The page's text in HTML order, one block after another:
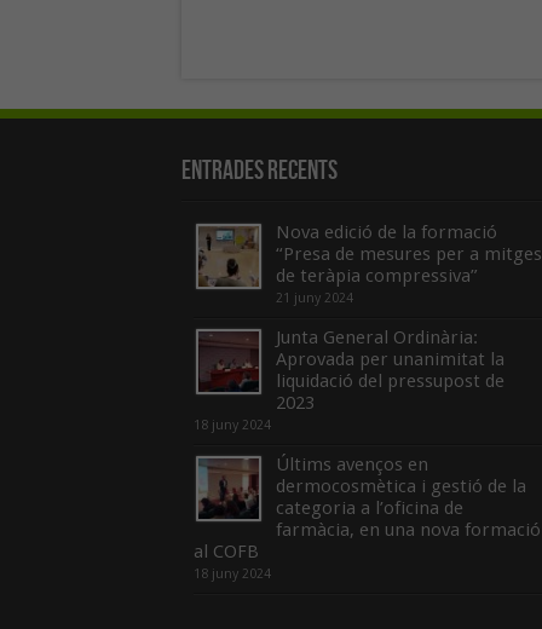
Entrades recents
Nova edició de la formació
“Presa de mesures per a mitges
de teràpia compressiva”
21 juny 2024
Junta General Ordinària:
Aprovada per unanimitat la
liquidació del pressupost de
2023
18 juny 2024
Últims avenços en
dermocosmètica i gestió de la
categoria a l’oficina de
farmàcia, en una nova formació
al COFB
18 juny 2024